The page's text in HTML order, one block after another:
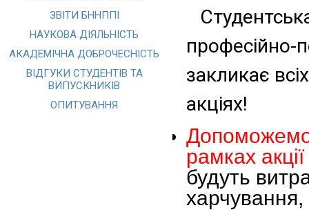
професійно-
закликає
акціях!
Допоможемо
рамках
будуть
харчування,
ЗВІТИ БННППІ
НАУКОВА ДІЯЛЬНІСТЬ
АКАДЕМІЧНА ДОБРОЧЕСНІСТЬ
ВІДГУКИ СТУДЕНТІВ ТА
ВИПУСКНИКІВ
ОПИТУВАННЯ